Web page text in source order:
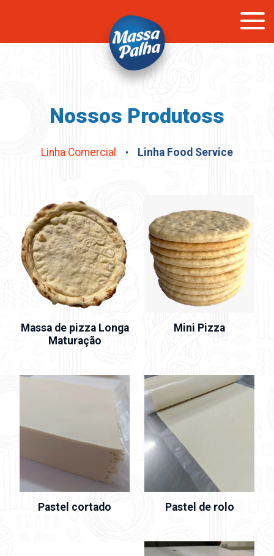
Nossos Produtoss
Linha Comercial • Linha Food Service
Massa de pizza Longa
Maturação
Mini Pizza
Pastel cortado Pastel de rolo